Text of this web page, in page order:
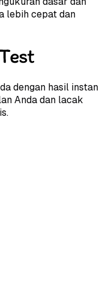
lebih cepat dan
dengan hasil instan
Anda dan lacak